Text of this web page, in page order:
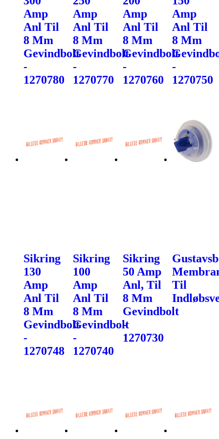
Amp
Anl Til
8 Mm
Gevindbolt
-
1270780
Amp
Anl Til
8 Mm
Gevindbolt
-
1270770
Amp
Anl Til
8 Mm
Gevindbolt
-
1270760
Amp
Anl Til
8 Mm
-
1270750
Sikring
130
Amp
Anl Til
8 Mm
Gevindbolt
-
1270748
Sikring
100
Amp
Anl Til
8 Mm
Gevindbolt
-
1270740
Sikring
50 Amp
Anl, Til
8 Mm
Gevindbolt
-
1270730
Til